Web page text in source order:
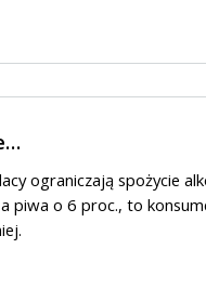
ograniczają spożycie
piwa o 6 proc., to